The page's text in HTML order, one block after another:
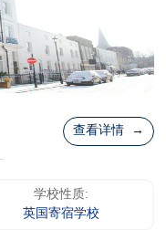
查看详情 →
学校性质:
英国寄宿学校